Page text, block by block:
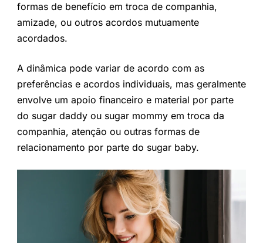
formas de benefício em troca de companhia,
amizade, ou outros acordos mutuamente
acordados.
A dinâmica pode variar de acordo com as
preferências e acordos individuais, mas geralmente
envolve um apoio financeiro e material por parte
do sugar daddy ou sugar mommy em troca da
companhia, atenção ou outras formas de
relacionamento por parte do sugar baby.